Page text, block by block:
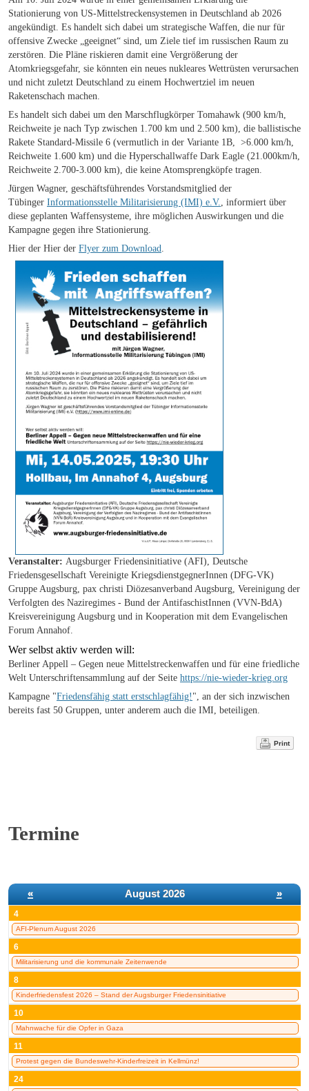
Stationierung von US-Mittelstreckensystemen in Deutschland ab 2026
angekündigt. Es handelt sich dabei um strategische Waffen, die nur für
offensive Zwecke „geeignet“ sind, um Ziele tief im russischen Raum zu
zerstören. Die Pläne riskieren damit eine Vergrößerung der
Atomkriegsgefahr, sie könnten ein neues nukleares Wettrüsten verursachen
und nicht zuletzt Deutschland zu einem Hochwertziel im neuen
Raketenschach machen.
Es handelt sich dabei um den Marschflugkörper Tomahawk (900 km/h,
Reichweite je nach Typ zwischen 1.700 km und 2.500 km), die ballistische
Rakete Standard-Missile 6 (vermutlich in der Variante 1B, >6.000 km/h,
Reichweite 1.600 km) und die Hyperschallwaffe Dark Eagle (21.000km/h,
Reichweite 2.700-3.000 km), die keine Atomsprengköpfe tragen.
Jürgen Wagner, geschäftsführendes Vorstandsmitglied der
Tübinger Informationsstelle Militarisierung (IMI) e.V.
, informiert über
diese geplanten Waffensysteme, ihre möglichen Auswirkungen und die
Kampagne gegen ihre Stationierung.
Hier der Hier der Flyer zum Download
Veranstalter: Augsburger Friedensinitiative (AFI), Deutsche
Friedensgesellschaft Vereinigte KriegsdienstgegnerInnen (DFG-VK)
Gruppe Augsburg, pax christi Diözesanverband Augsburg, Vereinigung der
Verfolgten des Naziregimes - Bund der AntifaschistInnen (VVN-BdA)
Kreisvereinigung Augsburg und in Kooperation mit dem Evangelischen
Forum Annahof.
Wer selbst aktiv werden will:
Berliner Appell – Gegen neue Mittelstreckenwaffen und für eine friedliche
Welt Unterschriftensammlung auf der Seite https://nie-wieder-krieg.org
Kampagne "Friedensfähig statt erstschlagfähig! ", an der sich inzwischen
bereits fast 50 Gruppen, unter anderem auch die IMI, beteiligen.
Print
Termine
« August 2026 »
4
AFI-Plenum August 2026
6
Militarisierung und die kommunale Zeitenwende
8
Kinderfriedensfest 2026 – Stand der Augsburger Friedensinitiative
10
Mahnwache für die Opfer in Gaza
11
Protest gegen die Bundeswehr-Kinderfreizeit in Kellmünz!
24